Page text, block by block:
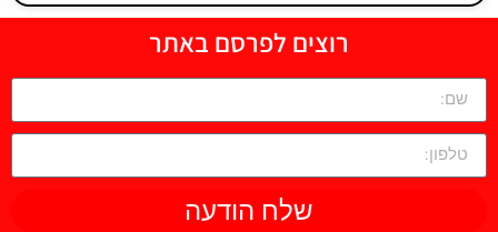
רוצים לפרסם באתר
שלח הודעה